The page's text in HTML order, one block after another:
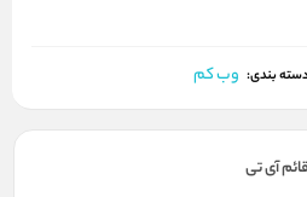
بندی: وب کم
آی تی